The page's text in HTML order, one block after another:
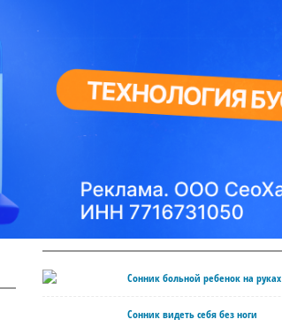
Сонник больной ребенок на руках
Сонник видеть себя без ноги